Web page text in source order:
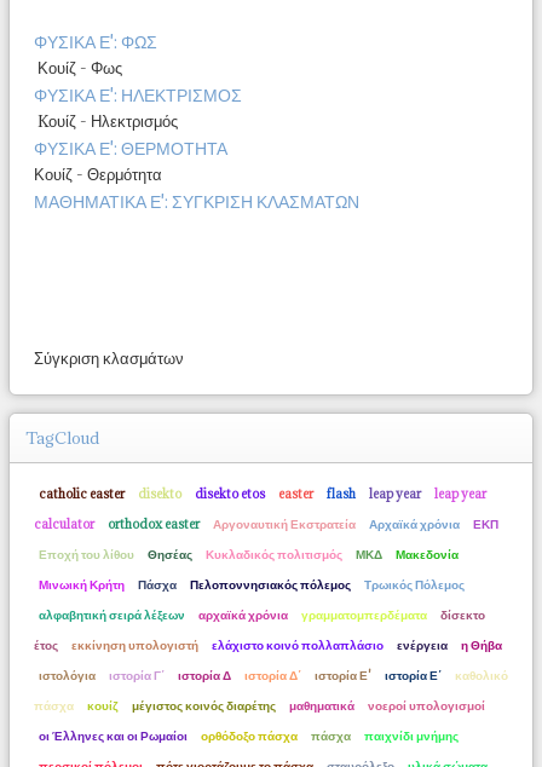
ΦΥΣΙΚΑ Ε': ΦΩΣ
Κουίζ - Φως
ΦΥΣΙΚΑ Ε': ΗΛΕΚΤΡΙΣΜΟΣ
Kουίζ - Ηλεκτρισμός
ΦΥΣΙΚΑ Ε': ΘΕΡΜΟΤΗΤΑ
Κουίζ - Θερμότητα
ΜΑΘΗΜΑΤΙΚΑ Ε': ΣΥΓΚΡΙΣΗ ΚΛΑΣΜΑΤΩΝ
Σύγκριση κλασμάτων
TagCloud
catholic easter disekto disekto etos easter flash leap year
leap year
calculator
orthodox easter Αργοναυτική Εκστρατεία Αρχαϊκά χρόνια
ΕΚΠ
Εποχή του λίθου
Θησέας Κυκλαδικός πολιτισμός ΜΚΔ
Μακεδονία
Μινωική Κρήτη
Πάσχα Πελοποννησιακός πόλεμος
Τρωικός Πόλεμος
αλφαβητική σειρά λέξεων
αρχαϊκά χρόνια γραμματομπερδέματα
δίσεκτο
έτος
εκκίνηση υπολογιστή ελάχιστο κοινό πολλαπλάσιο ενέργεια
η Θήβα
ιστολόγια
ιστορία Γ΄ ιστορία Δ ιστορία Δ΄ ιστορία Ε' ιστορία Ε΄
καθολικό
πάσχα
κουίζ μέγιστος κοινός διαρέτης μαθηματικά
νοεροί υπολογισμοί
οι Έλληνες και οι Ρωμαίοι
ορθόδοξο πάσχα πάσχα
παιχνίδι μνήμης